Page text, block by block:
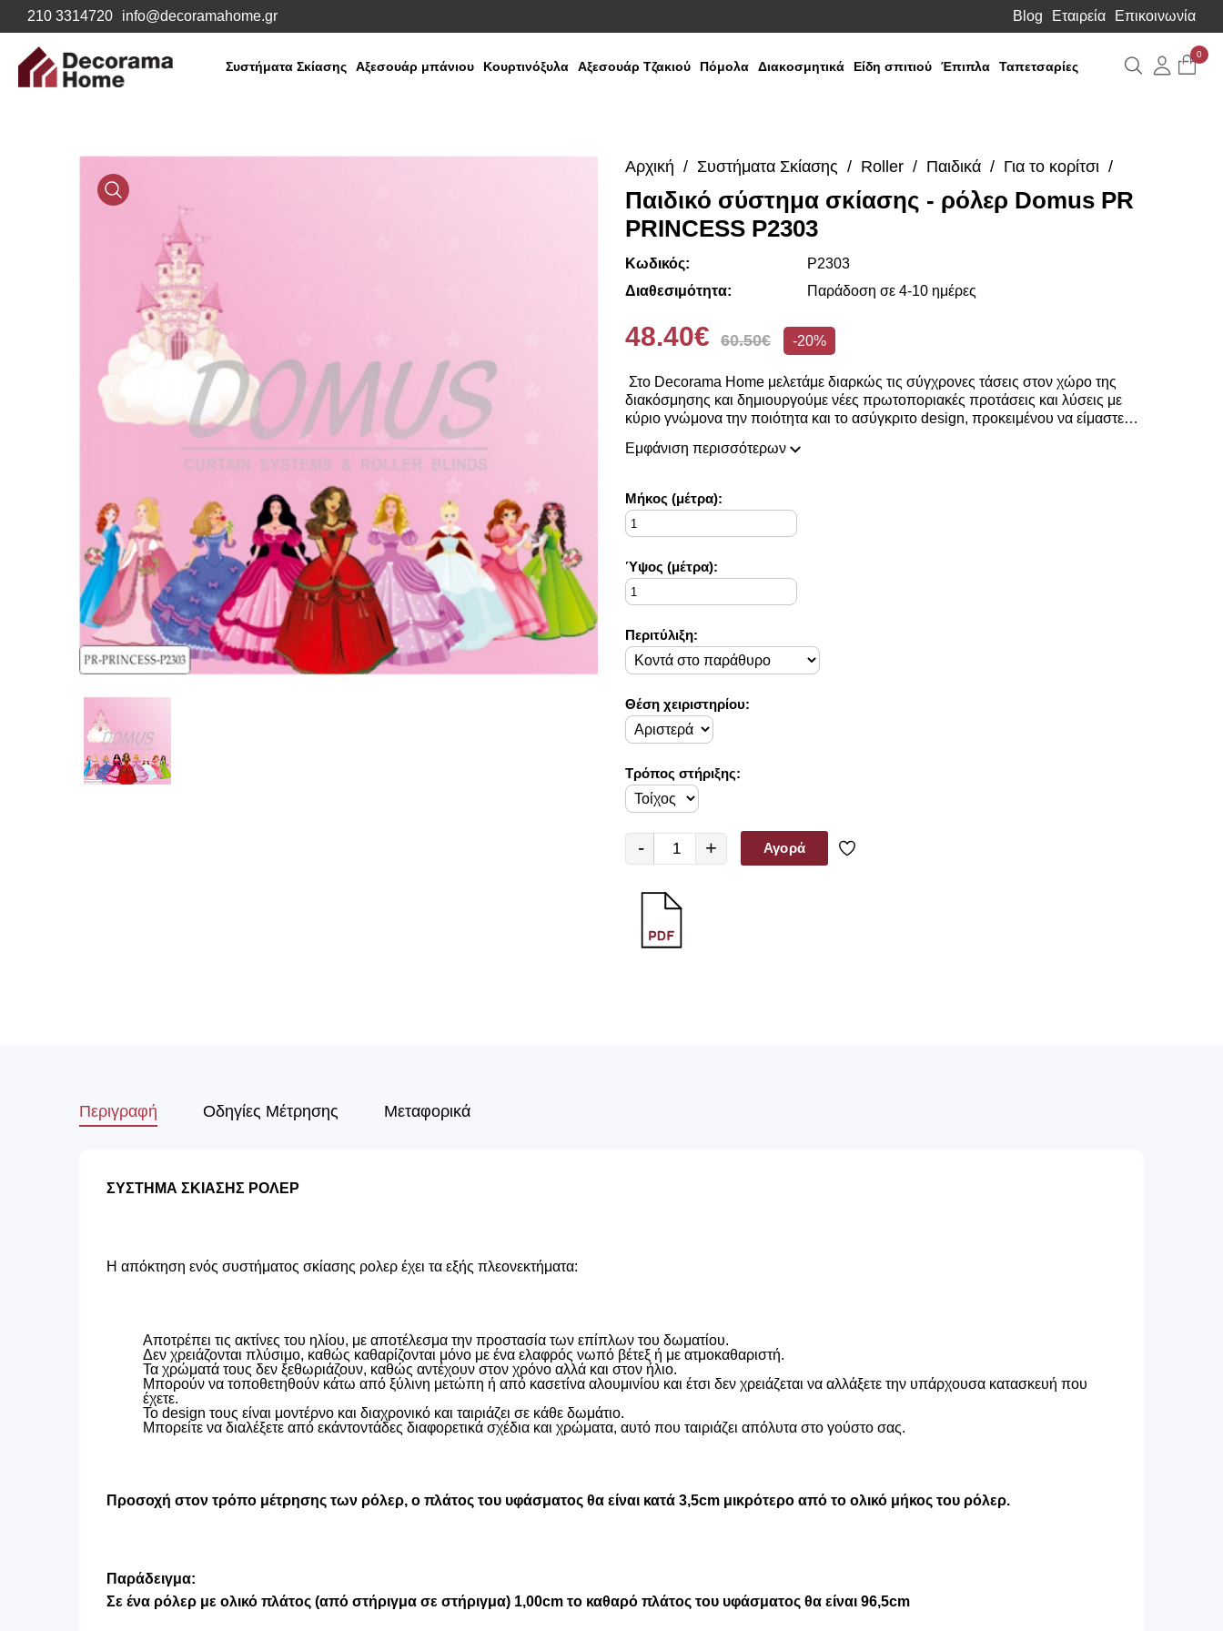
210 3314720 info@decoramahome.gr Blog Εταιρεία Επικοινωνία
Συστήματα Σκίασης Αξεσουάρ μπάνιου Κουρτινόξυλα Αξεσουάρ Τζακιού Πόμολα Διακοσμητικά Είδη σπιτιού Έπιπλα Ταπετσαρίες Αναζήτηση
0
Media
Αρχική Συστήματα Σκίασης Roller Παιδικά Για το κορίτσι
Παιδικό σύστημα σκίασης - ρόλερ Domus PR
PRINCESS P2303
Κωδικός:
P2303
Διαθεσιμότητα:
Παράδοση σε 4-10 ημέρες
48.40€ 60.50€ -20%
Στο Decorama Home μελετάμε διαρκώς τις σύγχρονες τάσεις στον χώρο της
διακόσμησης και δημιουργούμε νέες πρωτοποριακές προτάσεις και λύσεις με
κύριο γνώμονα την ποιότητα και το ασύγκριτο design, προκειμένου να είμαστε
συλλογή μας ανανεώνεται ριζικά κάθε σεζόν και εμπλουτίζεται με φρέσκες ιδέες
Home έχουμε ως στόχο να χαρίσουμε χρώμα και ασύγκριτο στυλ στο
προσωπικό σας χώρο και να τον αναδείξουμε με τον πιο όμορφο τρόπο!
Εμφάνιση περισσότερων
Mήκος (μέτρα):
Ύψος (μέτρα):
Περιτύλιξη:
Θέση χειριστηρίου:
Τρόπος στήριξης:
- + Αγορά
Περιγραφή Οδηγίες Μέτρησης Μεταφορικά
ΣΥΣΤΗΜΑ ΣΚΙΑΣΗΣ ΡΟΛΕΡ
Η απόκτηση ενός συστήματος σκίασης ρολερ έχει τα εξής πλεονεκτήματα:
Αποτρέπει τις ακτίνες του ηλίου, με αποτέλεσμα την προστασία των επίπλων του δωματίου.
Δεν χρειάζονται πλύσιμο, καθώς καθαρίζονται μόνο με ένα ελαφρός νωπό βέτεξ ή με ατμοκαθαριστή.
Τα χρώματά τους δεν ξεθωριάζουν, καθώς αντέχουν στον χρόνο αλλά και στον ήλιο.
Μπορούν να τοποθετηθούν κάτω από ξύλινη μετώπη ή από κασετίνα αλουμινίου και έτσι δεν χρειάζεται να αλλάξετε την υπάρχουσα κατασκευή που
έχετε.
Το design τους είναι μοντέρνο και διαχρονικό και ταιριάζει σε κάθε δωμάτιο.
Μπορείτε να διαλέξετε από εκάντοντάδες διαφορετικά σχέδια και χρώματα, αυτό που ταιριάζει απόλυτα στο γούστο σας.
Προσοχή στον τρόπο μέτρησης των ρόλερ, ο πλάτος του υφάσματος θα είναι κατά 3,5cm μικρότερο από το ολικό μήκος του ρόλερ.
Παράδειγμα:
Σε ένα ρόλερ με ολικό πλάτος (από στήριγμα σε στήριγμα) 1,00cm το καθαρό πλάτος του υφάσματος θα είναι 96,5cm